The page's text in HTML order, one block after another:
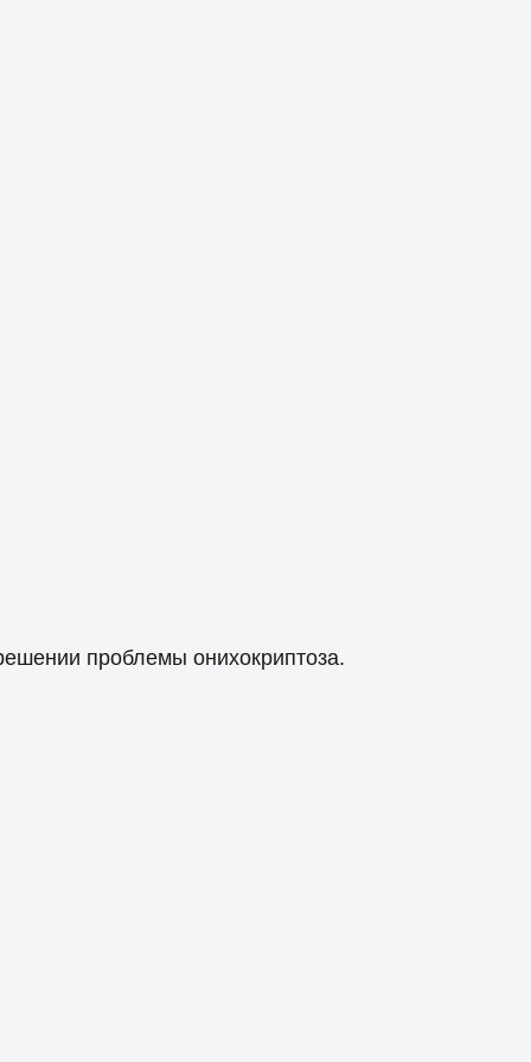
проблемы онихокриптоза.